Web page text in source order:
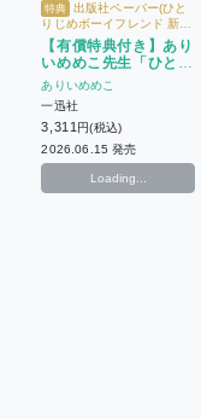
特典 出版社ペーパー(ひと
りじめボーイフレンド 新装
版) + ホーリン特典ペーパー
(ひとりじめボーイフレンド
Re) + 【有償特典】アクリ
【有償特典付き】あり
いめめこ先生「ひとり
じめボーイフレンド
Re」「ひとりじめボ
ーイフレンド 新装
版」2冊セット
ありいめめこ
一迅社
3,311 円(税込)
2026.06.15 発売
Loading...